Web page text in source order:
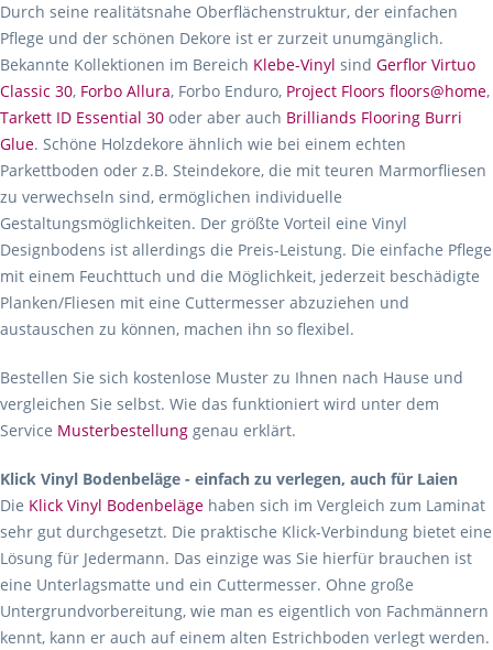
Durch seine realitätsnahe Oberflächenstruktur, der einfachen
Pflege und der schönen Dekore ist er zurzeit unumgänglich.
Bekannte Kollektionen im Bereich Klebe-Vinyl sind Gerflor Virtuo
Classic 30, Forbo Allura, Forbo Enduro, Project Floors floors@home,
Tarkett ID Essential 30 oder aber auch Brilliands Flooring Burri
Glue. Schöne Holzdekore ähnlich wie bei einem echten
Parkettboden oder z.B. Steindekore, die mit teuren Marmorfliesen
zu verwechseln sind, ermöglichen individuelle
Gestaltungsmöglichkeiten. Der größte Vorteil eine Vinyl
Designbodens ist allerdings die Preis-Leistung. Die einfache Pflege
mit einem Feuchttuch und die Möglichkeit, jederzeit beschädigte
Planken/Fliesen mit eine Cuttermesser abzuziehen und
austauschen zu können, machen ihn so flexibel.
Bestellen Sie sich kostenlose Muster zu Ihnen nach Hause und
vergleichen Sie selbst. Wie das funktioniert wird unter dem
Service Musterbestellung genau erklärt.
Klick Vinyl Bodenbeläge - einfach zu verlegen, auch für Laien
Die Klick Vinyl Bodenbeläge haben sich im Vergleich zum Laminat
sehr gut durchgesetzt. Die praktische Klick-Verbindung bietet eine
Lösung für Jedermann. Das einzige was Sie hierfür brauchen ist
eine Unterlagsmatte und ein Cuttermesser. Ohne große
Untergrundvorbereitung, wie man es eigentlich von Fachmännern
kennt, kann er auch auf einem alten Estrichboden verlegt werden.